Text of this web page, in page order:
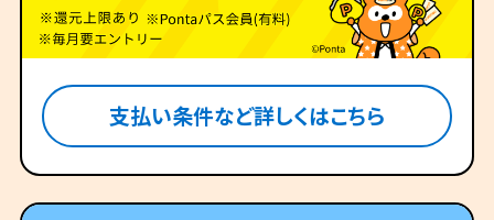
支払い条件など詳しくはこちら